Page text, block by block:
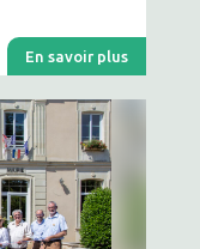
En savoir plus